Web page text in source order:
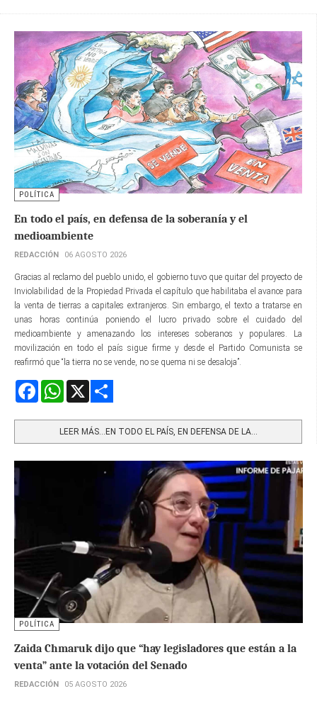
POLÍTICA
En todo el país, en defensa de la soberanía y el
medioambiente
REDACCIÓN 06 AGOSTO 2026
Gracias al reclamo del pueblo unido, el gobierno tuvo que quitar del proyecto de
Inviolabilidad de la Propiedad Privada el capítulo que habilitaba el avance para
la venta de tierras a capitales extranjeros. Sin embargo, el texto a tratarse en
unas horas continúa poniendo el lucro privado sobre el cuidado del
medioambiente y amenazando los intereses soberanos y populares. La
movilización en todo el país sigue firme y desde el Partido Comunista se
reafirmó que “la tierra no se vende, no se quema ni se desaloja”.
FacebookWhatsApp
LEER MÁS…EN TODO EL PAÍS, EN DEFENSA DE LA...
POLÍTICA
Zaida Chmaruk dijo que “hay legisladores que están a la
venta” ante la votación del Senado
REDACCIÓN 05 AGOSTO 2026